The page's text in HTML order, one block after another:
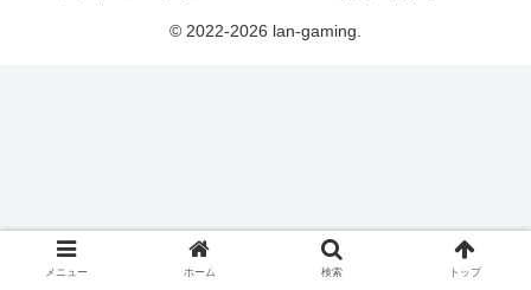
© 2022-2026 lan-gaming.
メニュー ホーム 検索 トップ